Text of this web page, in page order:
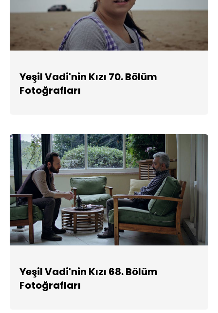
Yeşil Vadi'nin Kızı 70. Bölüm
Fotoğrafları
Yeşil Vadi'nin Kızı 68. Bölüm
Fotoğrafları